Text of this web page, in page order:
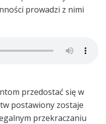
prowadzi z nimi
przedostać się w
postawiony zostaje
przekraczaniu